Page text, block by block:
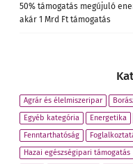
50% támogatás megújuló
akár 1 Mrd Ft támogatás
Agrár és élelmiszeripar
Egyéb kategória
Energetika
Fenntarthatóság
Hazai egészségipari támogatás